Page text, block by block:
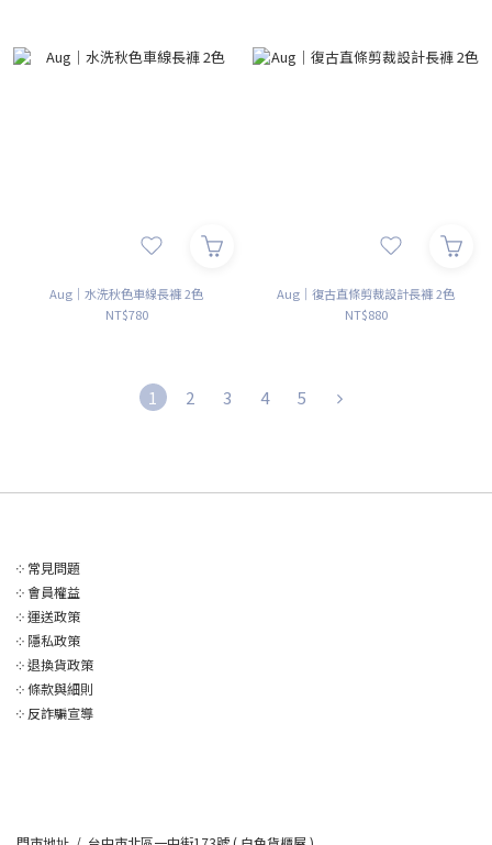
Aug｜水洗秋色車線長褲 2色
NT$780
Aug｜復古直條剪裁設計長褲 2色
NT$880
1 2 3 4 5
༶ 常見問題
༶會員權益
༶運送政策
༶ 隱私政策
༶退換貨政策
༶條款與細則
༶ 反詐騙宣導